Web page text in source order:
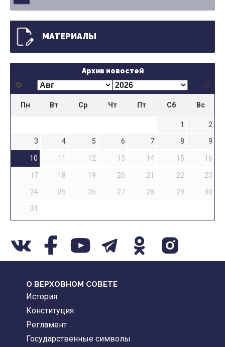
МАТЕРИАЛЫ
Архив новостей
Пн Вт Ср Чт Пт Сб Вс
1
2
3
4 5 6 7 8
9
10
11 12 13 14 15
16
17
18 19 20 21 22
23
24
25 26 27 28 29
30
31
О ВЕРХОВНОМ СОВЕТЕ
История
Конституция
Регламент
Государственные символы